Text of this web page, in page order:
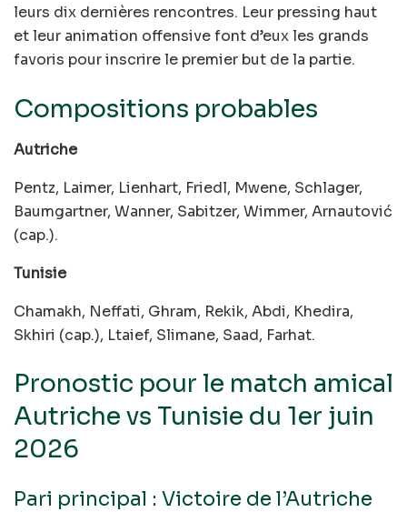
leurs dix dernières rencontres. Leur pressing haut
et leur animation offensive font d’eux les grands
favoris pour inscrire le premier but de la partie.
Compositions probables
Autriche
Pentz, Laimer, Lienhart, Friedl, Mwene, Schlager,
Baumgartner, Wanner, Sabitzer, Wimmer, Arnautović
(cap.).
Tunisie
Chamakh, Neffati, Ghram, Rekik, Abdi, Khedira,
Skhiri (cap.), Ltaief, Slimane, Saad, Farhat.
Pronostic pour le match amical
Autriche vs Tunisie du 1er juin
2026
Pari principal : Victoire de l’Autriche